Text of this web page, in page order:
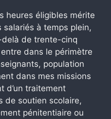
heures éligibles mérite
à temps plein,
de trente-cinq
dans le périmètre
population
dans mes missions
d’un traitement
de soutien scolaire,
pénitentiaire ou